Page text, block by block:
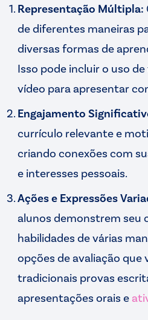
Representação Múltipla:
de diferentes maneiras
diversas formas de
Isso pode incluir o uso
vídeo para apresentar
Engajamento
currículo relevante e
criando conexões com
e interesses pessoais.
Ações e Expressões
alunos demonstrem seu
habilidades de várias
opções de avaliação que
tradicionais provas
apresentações orais e